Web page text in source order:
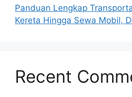
Panduan Lengkap
Kereta Hingga Sewa Mobil,
Recent